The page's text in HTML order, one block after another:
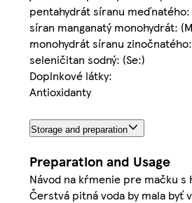
pentahydrát síranu meďnatého:
síran manganatý monohydrát:
monohydrát síranu
seleničitan sodný: (Se:)
Doplnkové látky:
Antioxidanty
Storage and preparation
Preparation and Usage
Návod na kŕmenie pre mačku
Čerstvá pitná voda by mala byť